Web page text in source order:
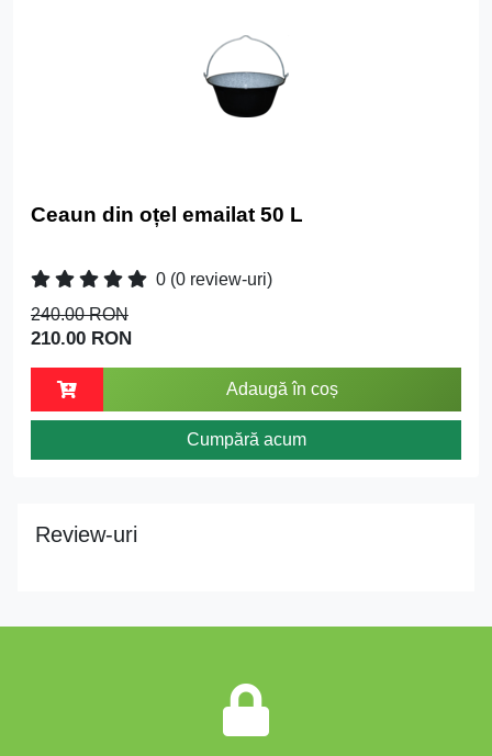
Ceaun din oțel emailat 50 L
0 (0 review-uri)
240.00 RON
210.00 RON
Adaugă în coș
Cumpără acum
Review-uri